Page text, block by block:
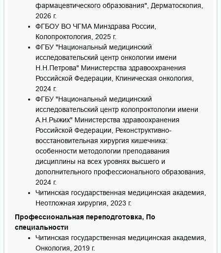
фармацевтического образования", Дерматоскопия,
2026 г.
ФГБОУ ВО ЧГМА Минздрава России,
Колопроктология, 2025 г.
ФГБУ "Национальный медицинский
исследовательский центр онкологии имени
Н.Н.Петрова" Министерства здравоохранения
Российской Федерации, Клиническая онкология,
2024 г.
ФГБУ "Национальный медицинский
исследовательский центр колопроктологии имени
А.Н.Рыжих" Министерства здравоохранения
Российской Федерации, Реконструктивно-
восстановительная хирургия кишечника:
особенности методологии преподавания
дисциплины на всех уровнях высшего и
дополнительного профессионального образования,
2024 г.
Читинская государственная медицинская академия,
Неотложная хирургия, 2023 г.
Профессиональная переподготовка, По
специальности
Читинская государственная медицинская академия,
Онкология, 2019 г.